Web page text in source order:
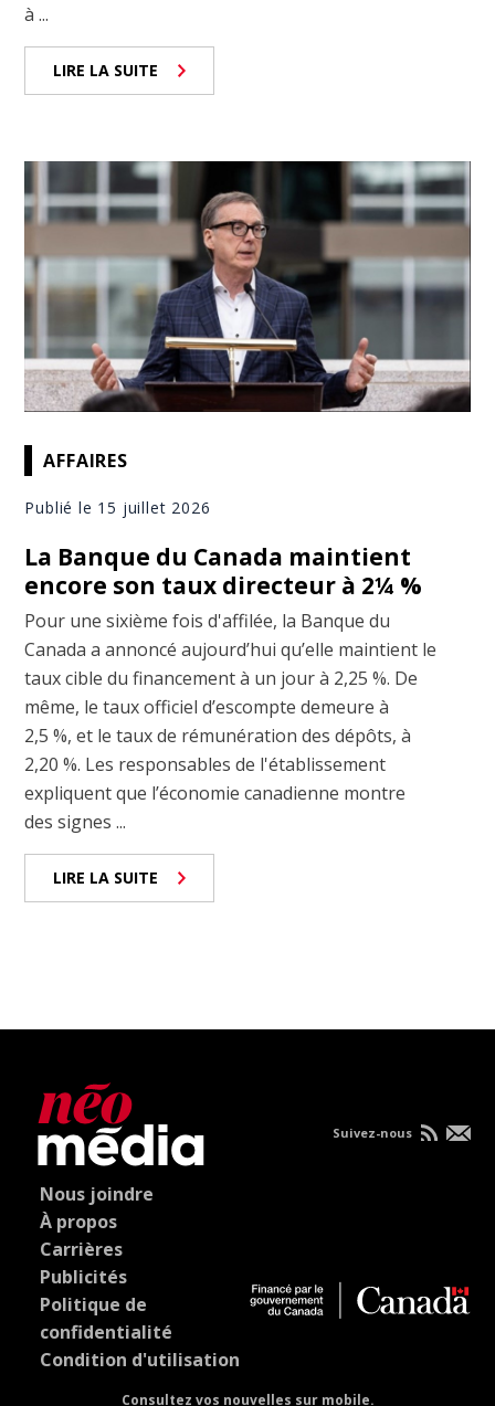
à ...
LIRE LA SUITE
AFFAIRES
Publié le 15 juillet 2026
La Banque du Canada maintient
encore son taux directeur à 2¼ %
Pour une sixième fois d'affilée, la Banque du
Canada a annoncé aujourd’hui qu’elle maintient le
taux cible du financement à un jour à 2,25 %. De
même, le taux officiel d’escompte demeure à
2,5 %, et le taux de rémunération des dépôts, à
2,20 %. Les responsables de l'établissement
expliquent que l’économie canadienne montre
des signes ...
LIRE LA SUITE
Nous joindre
À propos
Carrières
Publicités
Politique de
confidentialité
Condition d'utilisation
Consultez vos nouvelles sur mobile.
Suivez-nous